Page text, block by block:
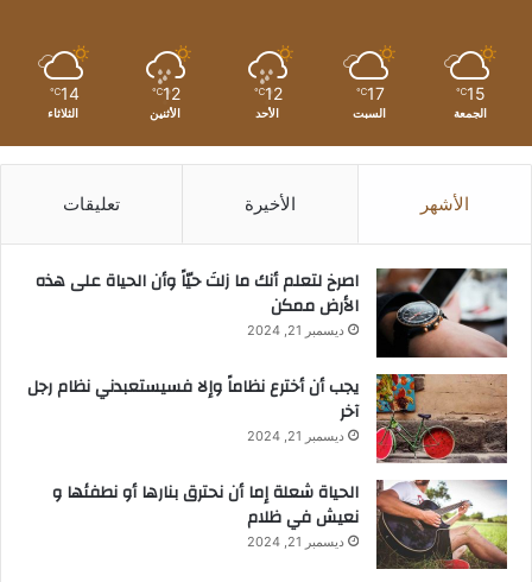
15
℃
الجمعة
17
℃
السبت
12
℃
الأحد
12
℃
الأثنين
14
℃
الثلاثاء
الأشهر الأخيرة تعليقات
‫اصرخ لتعلم أنك ما زلتَ حيّاً وأن الحياة على هذه
الأرض ممكن
ديسمبر 21, 2024
يجب أن أخترع نظاماً وإلا فسيستعبدني نظام رجل
آخر
ديسمبر 21, 2024
الحياة شعلة إما أن نحترق بنارها أو نطفئها و
نعيش في ظلام
ديسمبر 21, 2024